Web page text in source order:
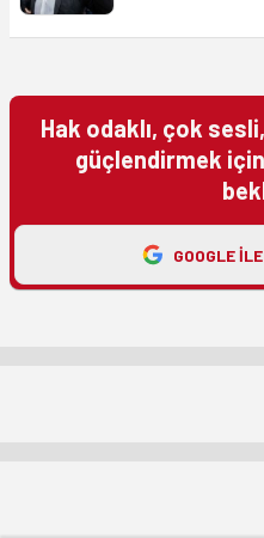
Hak odaklı, çok
güçlendirmek
GOOGLE